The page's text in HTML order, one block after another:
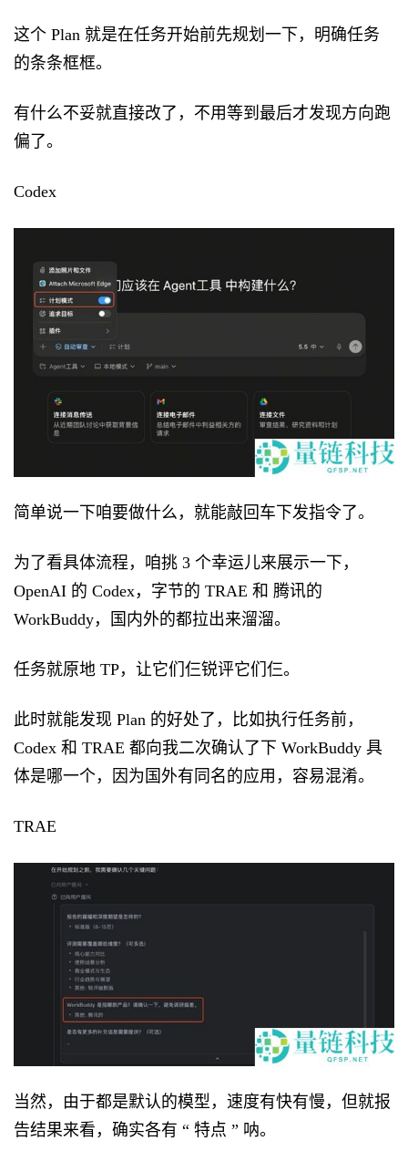
这个 Plan 就是在任务开始前先规划一下，明确任务
的条条框框。
有什么不妥就直接改了，不用等到最后才发现方向跑
偏了。
Codex
简单说一下咱要做什么，就能敲回车下发指令了。
为了看具体流程，咱挑 3 个幸运儿来展示一下，
OpenAI 的 Codex，字节的 TRAE 和 腾讯的
WorkBuddy，国内外的都拉出来溜溜。
任务就原地 TP，让它们仨锐评它们仨。
此时就能发现 Plan 的好处了，比如执行任务前，
Codex 和 TRAE 都向我二次确认了下 WorkBuddy 具
体是哪一个，因为国外有同名的应用，容易混淆。
TRAE
当然，由于都是默认的模型，速度有快有慢，但就报
告结果来看，确实各有 “ 特点 ” 呐。